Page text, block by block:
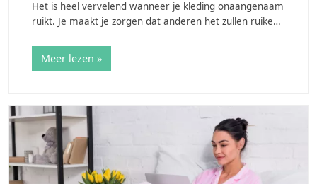
Het is heel vervelend wanneer je kleding onaangenaam
ruikt. Je maakt je zorgen dat anderen het zullen ruiken
Meer lezen »